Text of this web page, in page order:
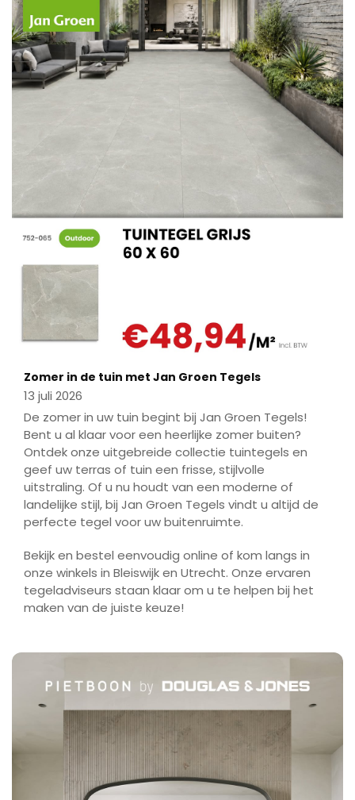
Zomer in de tuin met Jan Groen Tegels
13 juli 2026
De zomer in uw tuin begint bij Jan Groen Tegels!
Bent u al klaar voor een heerlijke zomer buiten?
Ontdek onze uitgebreide collectie tuintegels en
geef uw terras of tuin een frisse, stijlvolle
uitstraling. Of u nu houdt van een moderne of
landelijke stijl, bij Jan Groen Tegels vindt u altijd de
perfecte tegel voor uw buitenruimte.
Bekijk en bestel eenvoudig online of kom langs in
onze winkels in Bleiswijk en Utrecht. Onze ervaren
tegeladviseurs staan klaar om u te helpen bij het
maken van de juiste keuze!